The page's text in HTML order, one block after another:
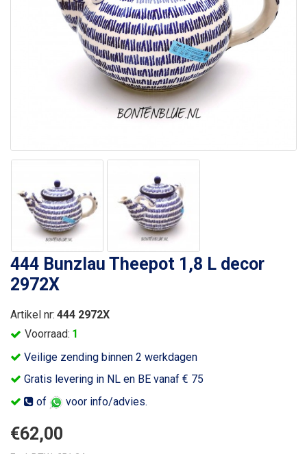
444 Bunzlau Theepot 1,8 L decor
2972X
Veilige zending binnen 2 werkdagen
Gratis levering in NL en BE vanaf € 75
of
voor info/advies.
Voorraad: 1
Artikel nr: 444 2972X
€62,00